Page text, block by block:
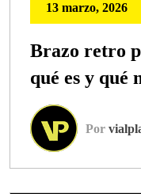
13 marzo, 2026
Brazo retro
qué es y qué
Por